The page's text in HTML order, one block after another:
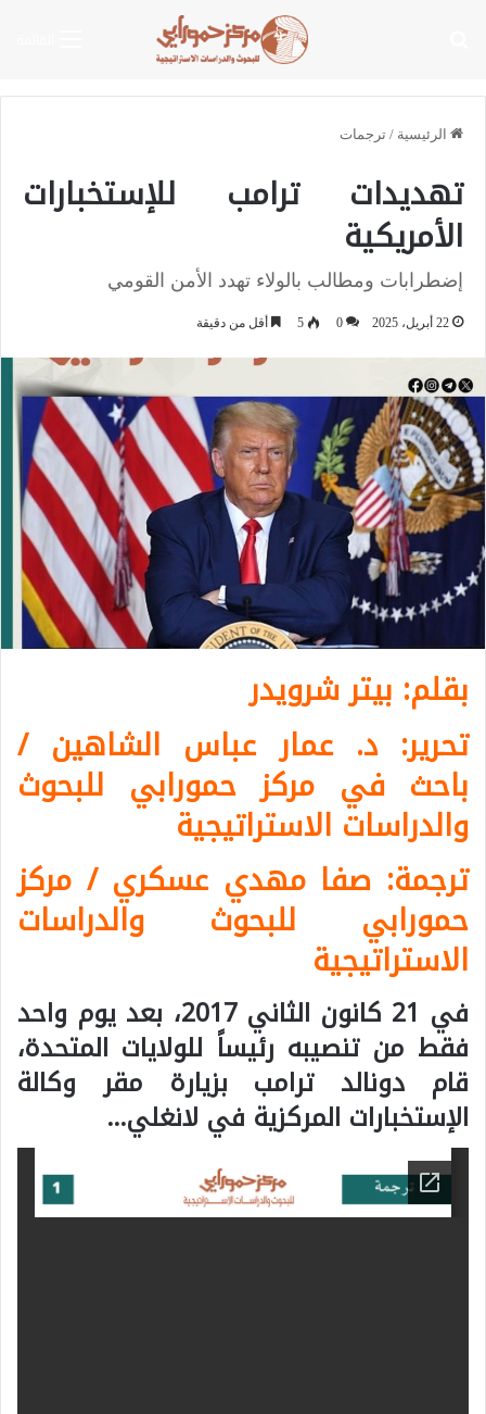
الرئيسية / ترجمات
تهديدات ترامب للإستخبارات
الأمريكية
إضطرابات ومطالب بالولاء تهدد الأمن القومي
22 أبريل، 2025 0
5 أقل من دقيقة
بقلم: بيتر شرويدر
تحرير: د. عمار عباس الشاهين /
باحث في مركز حمورابي للبحوث
والدراسات الاستراتيجية
ترجمة: صفا مهدي عسكري / مركز
حمورابي للبحوث والدراسات
الاستراتيجية
في 21 كانون الثاني 2017، بعد يوم واحد
فقط من تنصيبه رئيساً للولايات المتحدة،
قام دونالد ترامب بزيارة مقر وكالة
الإستخبارات المركزية في لانغلي…